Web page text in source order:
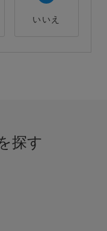
いいえ
探す